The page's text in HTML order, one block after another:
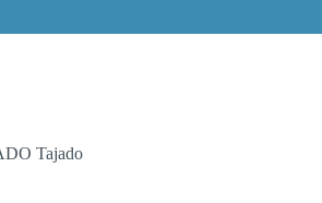
Tajado